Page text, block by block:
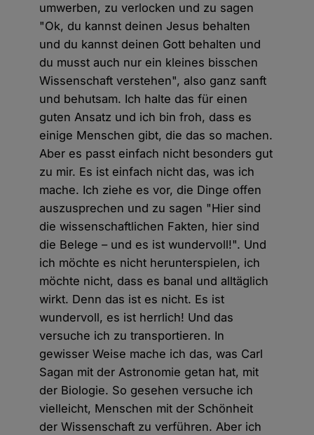
umwerben, zu verlocken und zu sagen
"Ok, du kannst deinen Jesus behalten
und du kannst deinen Gott behalten und
du musst auch nur ein kleines bisschen
Wissenschaft verstehen", also ganz sanft
und behutsam. Ich halte das für einen
guten Ansatz und ich bin froh, dass es
einige Menschen gibt, die das so machen.
Aber es passt einfach nicht besonders gut
zu mir. Es ist einfach nicht das, was ich
mache. Ich ziehe es vor, die Dinge offen
auszusprechen und zu sagen "Hier sind
die wissenschaftlichen Fakten, hier sind
die Belege – und es ist wundervoll!". Und
ich möchte es nicht herunterspielen, ich
möchte nicht, dass es banal und alltäglich
wirkt. Denn das ist es nicht. Es ist
wundervoll, es ist herrlich! Und das
versuche ich zu transportieren. In
gewisser Weise mache ich das, was Carl
Sagan mit der Astronomie getan hat, mit
der Biologie. So gesehen versuche ich
vielleicht, Menschen mit der Schönheit
der Wissenschaft zu verführen. Aber ich